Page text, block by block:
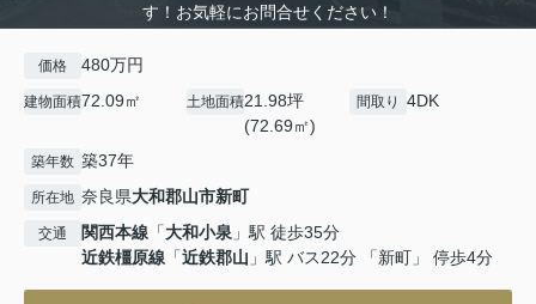
す！お気軽にお問合せください！
価格 480万円
建物面積72.09㎡ 土地面積21.98坪
(72.69㎡)
間取り 4DK
築年数 築37年
所在地 奈良県大和郡山市新町
交通 関西本線 「大和小泉 」駅 徒歩35分
近鉄橿原線 「近鉄郡山 」駅 バス22分 「新町」 停歩4分